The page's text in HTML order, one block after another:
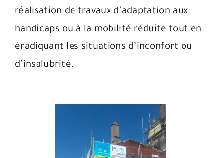
réalisation de travaux d’adaptation aux
handicaps ou à la mobilité réduite tout en
éradiquant les situations d’inconfort ou
d’insalubrité.